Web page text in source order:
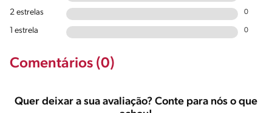
2 estrelas 0
1 estrela 0
Comentários (0)
Quer deixar a sua avaliação? Conte para nós o que